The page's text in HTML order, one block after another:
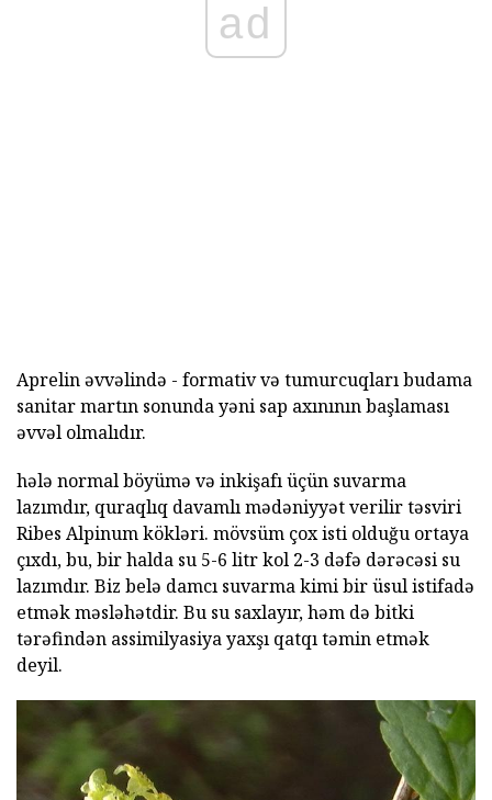
ad
Aprelin əvvəlində - formativ və tumurcuqları budama
sanitar martın sonunda yəni sap axınının başlaması
əvvəl olmalıdır.
hələ normal böyümə və inkişafı üçün suvarma
lazımdır, quraqlıq davamlı mədəniyyət verilir təsviri
Ribes Alpinum kökləri. mövsüm çox isti olduğu ortaya
çıxdı, bu, bir halda su 5-6 litr kol 2-3 dəfə dərəcəsi su
lazımdır. Biz belə damcı suvarma kimi bir üsul istifadə
etmək məsləhətdir. Bu su saxlayır, həm də bitki
tərəfindən assimilyasiya yaxşı qatqı təmin etmək
deyil.